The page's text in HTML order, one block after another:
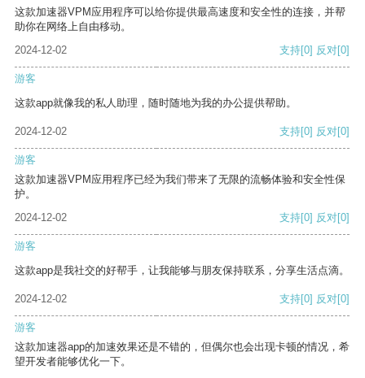
这款加速器VPM应用程序可以给你提供最高速度和安全性的连接，并帮
助你在网络上自由移动。
2024-12-02
支持[0] 反对[0]
游客
这款app就像我的私人助理，随时随地为我的办公提供帮助。
2024-12-02 支持[0] 反对[0]
游客
这款加速器VPM应用程序已经为我们带来了无限的流畅体验和安全性保
护。
2024-12-02
支持[0] 反对[0]
游客
这款app是我社交的好帮手，让我能够与朋友保持联系，分享生活点滴。
2024-12-02 支持[0] 反对[0]
游客
这款加速器app的加速效果还是不错的，但偶尔也会出现卡顿的情况，希
望开发者能够优化一下。